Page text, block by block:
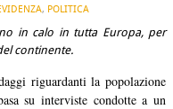
, POLITICA
in calo in tutta Europa, per
continente.
riguardanti la popolazione
su interviste condotte a un